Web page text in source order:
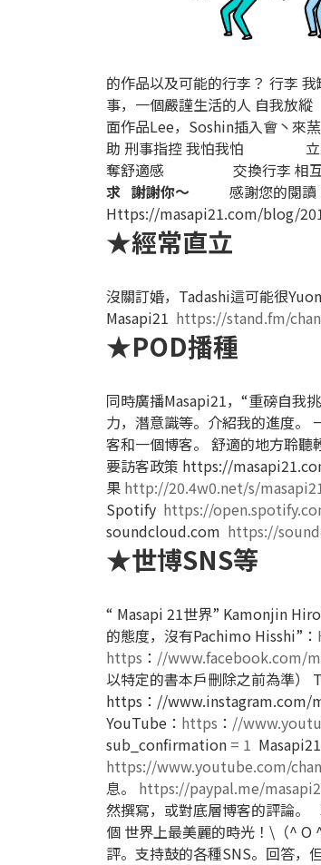
的作品以及可能的行李？ 行李 我
事，一個嚴謹生活的人 自我放縱
面作品Lee，Soshin插入會丶來蓔
助 刑事指控 我怕我怕
奪舒適感
交換行李 相
求 謝謝你〜 感謝您的閱讀
Https://masapi21.com/blog/
★經常直立
沒關訂婚，Tadashi這
Masapi21 https://stand.fm/
★POD播種
同時廣播Masapi21，“重磅自我
力，潛意識等。介紹我的進度。
客和一個博客。 舒適的地方聆聽
要訪客政策 https://
果 http://20.4w0.net/s/
Spotify https://
soundcloud.com https://
★世博SNS等
“ Masapi 21世界” Kamonjin
的態度，沒有Pachimo Hisshi”：
https ： //www.facebook.com/
以特定的書本戶刪除之前為準）
https： //www.instagram.com/
YouTube： https ： //
sub_confirmation = 1
https://www.youtube.com/
息。
https://paypal.me/
然撰寫，或對底層博客的評論。
個 世界上最美麗的時光！\（^ O
評。支持鼓的各種SNS。回答，